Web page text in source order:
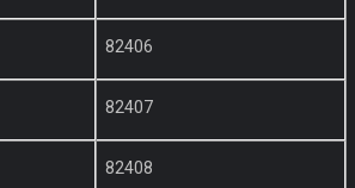
82406
82407
82408